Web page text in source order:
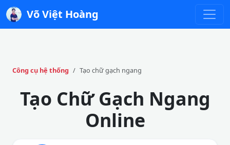
Võ Việt Hoàng
Công cụ hệ thống Tạo chữ gạch ngang
Tạo Chữ Gạch Ngang
Online